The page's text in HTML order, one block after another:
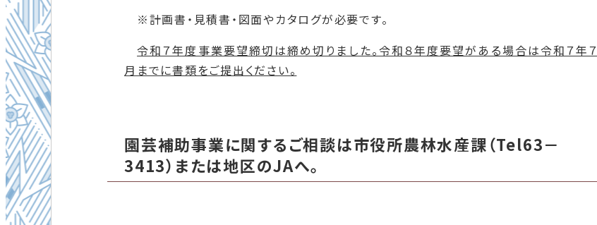
※計画書・見積書・図面やカタログが必要です。
令和７年度事業要望締切は締め切りました。令和８年度要望がある場合は令和７年７
月までに書類をご提出ください。
園芸補助事業に関するご相談は市役所農林水産課（Tel63－
3413）または地区のJAへ。